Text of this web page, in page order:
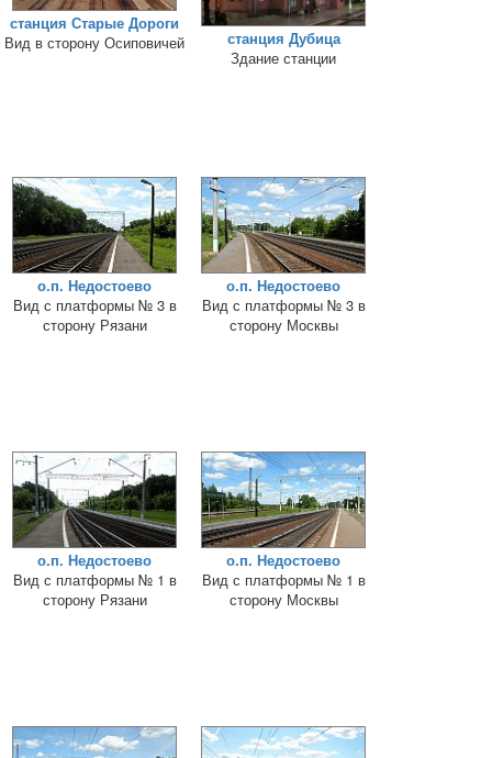
станция Старые Дороги
Вид в сторону Осиповичей
станция Дубица
Здание станции
о.п. Недостоево
Вид с платформы № 3 в
сторону Рязани
о.п. Недостоево
Вид с платформы № 3 в
сторону Москвы
о.п. Недостоево
Вид с платформы № 1 в
сторону Рязани
о.п. Недостоево
Вид с платформы № 1 в
сторону Москвы